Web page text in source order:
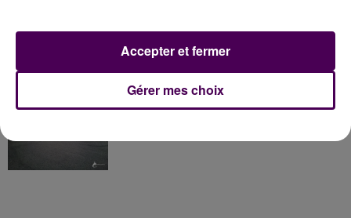
Inscrivez-vous au casting The Voice & The Voice
Kids !
Gérer mes choix
Accepter et fermer